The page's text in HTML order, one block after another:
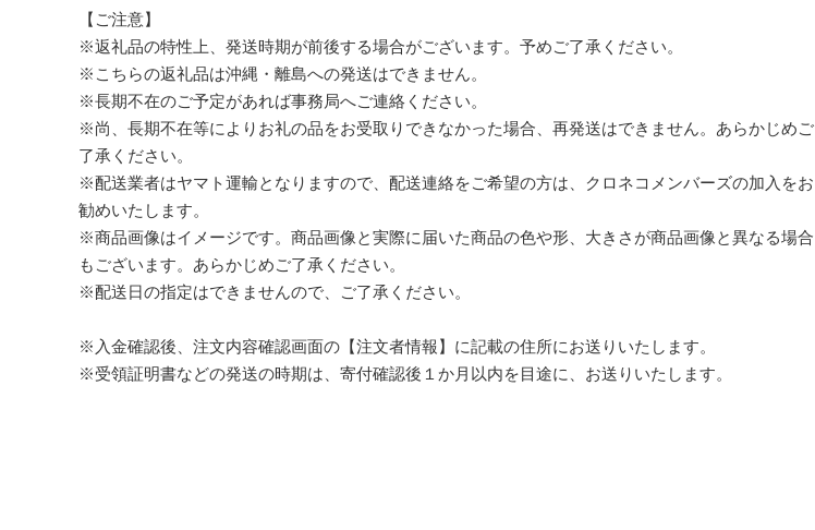
【ご注意】
※返礼品の特性上、発送時期が前後する場合がございます。予めご了承ください。
※こちらの返礼品は沖縄・離島への発送はできません。
※長期不在のご予定があれば事務局へご連絡ください。
※尚、長期不在等によりお礼の品をお受取りできなかった場合、再発送はできません。あらかじめご
了承ください。
※配送業者はヤマト運輸となりますので、配送連絡をご希望の方は、クロネコメンバーズの加入をお
勧めいたします。
※商品画像はイメージです。商品画像と実際に届いた商品の色や形、大きさが商品画像と異なる場合
もございます。あらかじめご了承ください。
※配送日の指定はできませんので、ご了承ください。
※入金確認後、注文内容確認画面の【注文者情報】に記載の住所にお送りいたします。
※受領証明書などの発送の時期は、寄付確認後１か月以内を目途に、お送りいたします。